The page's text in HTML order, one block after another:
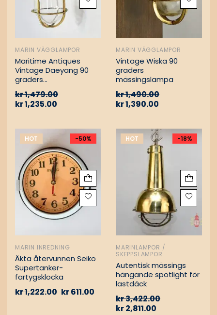
MARIN VÄGGLAMPOR
Maritime Antiques
Vintage Daeyang 90
graders
kr1,479.00
kr1,235.00
MARIN VÄGGLAMPOR
Vintage Wiska 90
graders
mässingslampa
kr1,490.00
kr1,390.00
HOT -50%
MARIN INREDNING
Äkta återvunnen Seiko
Supertanker-
fartygsklocka
kr1,222.00 kr611.00
HOT -18%
MARINLAMPOR /
SKEPPSLAMPOR
Autentisk mässings
hängande spotlight för
lastdäck
kr3,422.00
kr2,811.00